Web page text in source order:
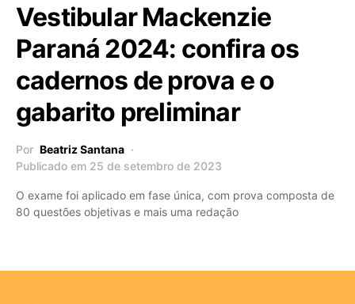
Vestibular Mackenzie
Paraná 2024: confira os
cadernos de prova e o
gabarito preliminar
Por Beatriz Santana
Publicado em 25 de setembro de 2023
O exame foi aplicado em fase única, com prova composta de
80 questões objetivas e mais uma redação